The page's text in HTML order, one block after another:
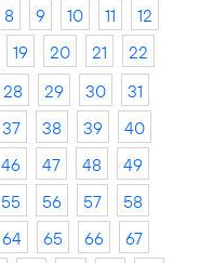
8 9 10 11
12
19 20 21
22
28 29 30
31
37 38 39
40
46 47 48
49
55 56 57
58
64 65 66
67